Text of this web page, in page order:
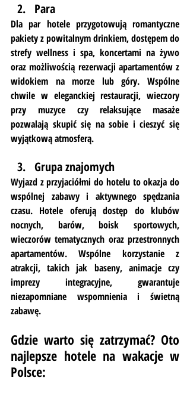
Para
Dla par hotele przygotowują romantyczne
pakiety z powitalnym drinkiem, dostępem do
strefy wellness i spa, koncertami na żywo
oraz możliwością rezerwacji apartamentów z
widokiem na morze lub góry. Wspólne
chwile w eleganckiej restauracji, wieczory
przy muzyce czy relaksujące masaże
pozwalają skupić się na sobie i cieszyć się
wyjątkową atmosferą.
Grupa znajomych
Wyjazd z przyjaciółmi do hotelu to okazja do
wspólnej zabawy i aktywnego spędzania
czasu. Hotele oferują dostęp do klubów
nocnych, barów, boisk sportowych,
wieczorów tematycznych oraz przestronnych
apartamentów. Wspólne korzystanie z
atrakcji, takich jak baseny, animacje czy
imprezy integracyjne, gwarantuje
niezapomniane wspomnienia i świetną
zabawę.
Gdzie warto się zatrzymać? Oto
najlepsze hotele na wakacje w
Polsce: